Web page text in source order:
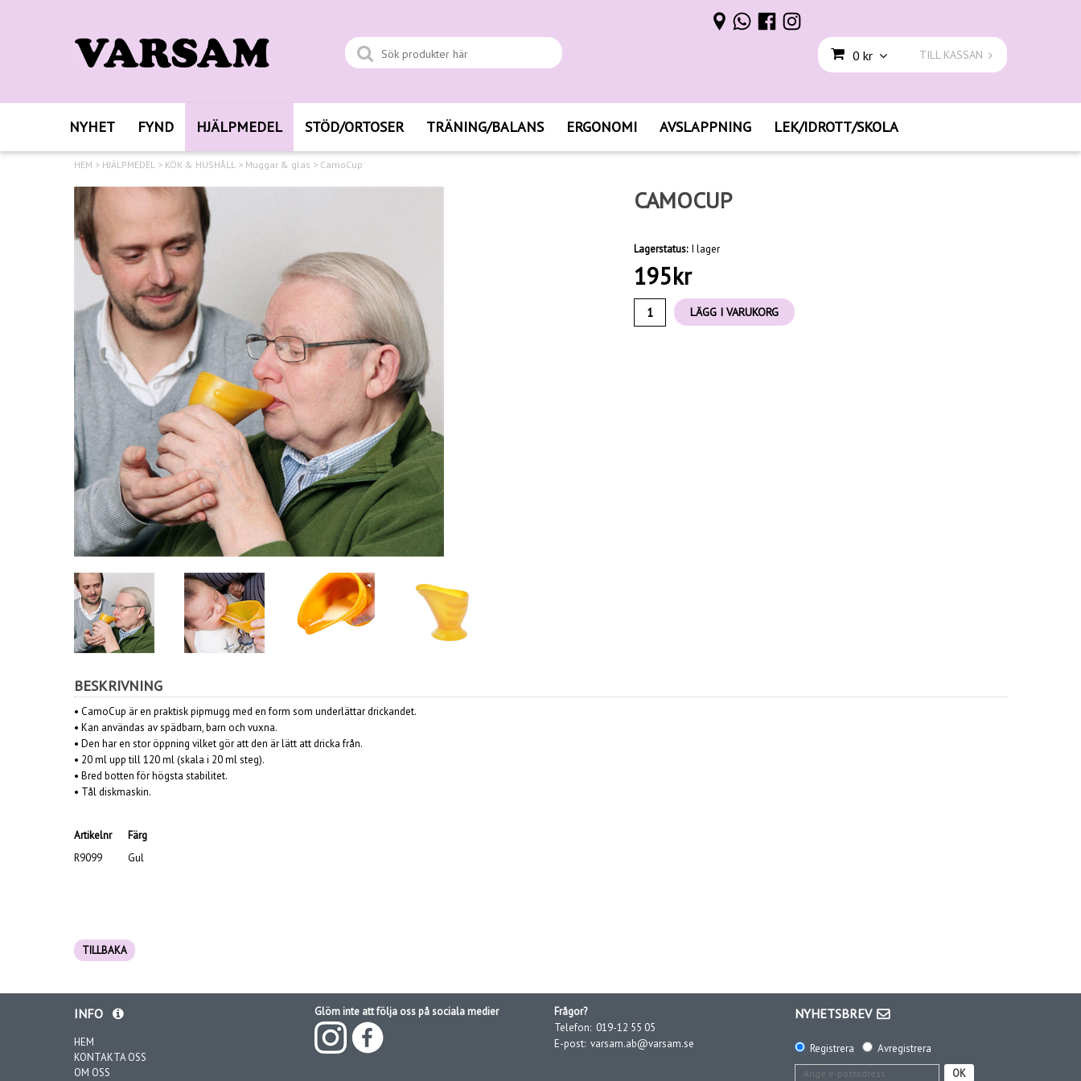
0 kr TILL KASSAN
NYHET FYND HJÄLPMEDEL STÖD/ORTOSER TRÄNING/BALANS ERGONOMI AVSLAPPNING LEK/IDROTT/SKOLA
HEM > HJÄLPMEDEL > KÖK & HUSHÅLL > Muggar & glas > CamoCup
CAMOCUP
Lagerstatus: I lager
195kr
LÄGG I VARUKORG
BESKRIVNING
• CamoCup är en praktisk pipmugg med en form som underlättar drickandet.
• Kan användas av spädbarn, barn och vuxna.
• Den har en stor öppning vilket gör att den är lätt att dricka från.
• 20 ml upp till 120 ml (skala i 20 ml steg).
• Bred botten för högsta stabilitet.
• Tål diskmaskin.
Artikelnr
Färg
R9099
Gul
TILLBAKA
INFO
HEM
KONTAKTA OSS
OM OSS
Glöm inte att följa oss på sociala medier
Frågor?
Telefon: 019-12 55 05
E-post: varsam.ab@varsam.se
NYHETSBREV
Registrera
Avregistrera
OK